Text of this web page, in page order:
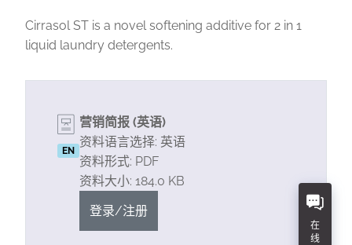
Cirrasol ST is a novel softening additive for 2 in 1
liquid laundry detergents.
EN
营销简报 (英语)
资料语言选择: 英语
资料形式: PDF
资料大小: 184.0 KB
登录/注册
在
线